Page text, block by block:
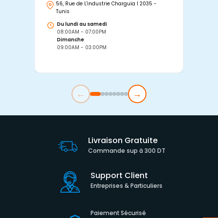
56, Rue de L'industrie Charguia I 2035 -
Tunis
Du lundi au samedi
08:00AM - 07:00PM
Dimanche
09:00AM - 03:00PM
← →
Livraison Gratuite
Commande sup à 300 DT
Support Client
Entreprises & Particuliers
Paiement Sécurisé